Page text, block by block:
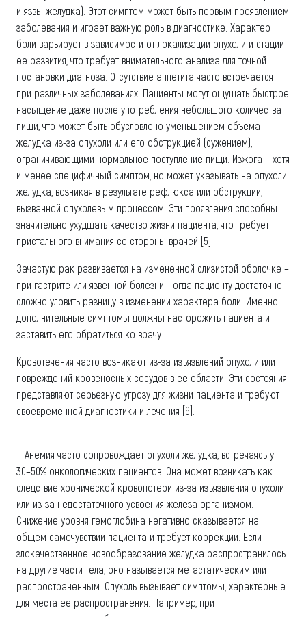
и язвы желудка). Этот симптом может быть первым проявлением
заболевания и играет важную роль в диагностике. Характер
боли варьирует в зависимости от локализации опухоли и стадии
ее развития, что требует внимательного анализа для точной
постановки диагноза. Отсутствие аппетита часто встречается
при различных заболеваниях. Пациенты могут ощущать быстрое
насыщение даже после употребления небольшого количества
пищи, что может быть обусловлено уменьшением объема
желудка из-за опухоли или его обструкцией (сужением),
ограничивающими нормальное поступление пищи. Изжога – хотя
и менее специфичный симптом, но может указывать на опухоли
желудка, возникая в результате рефлюкса или обструкции,
вызванной опухолевым процессом. Эти проявления способны
значительно ухудшать качество жизни пациента, что требует
пристального внимания со стороны врачей [5].
Зачастую рак развивается на измененной слизистой оболочке –
при гастрите или язвенной болезни. Тогда пациенту достаточно
сложно уловить разницу в изменении характера боли. Именно
дополнительные симптомы должны насторожить пациента и
заставить его обратиться ко врачу.
Кровотечения часто возникают из-за изъязвлений опухоли или
повреждений кровеносных сосудов в ее области. Эти состояния
представляют серьезную угрозу для жизни пациента и требуют
своевременной диагностики и лечения [6].
Анемия часто сопровождает опухоли желудка, встречаясь у
30–50% онкологических пациентов. Она может возникать как
следствие хронической кровопотери из-за изъязвления опухоли
или из-за недостаточного усвоения железа организмом.
Снижение уровня гемоглобина негативно сказывается на
общем самочувствии пациента и требует коррекции. Если
злокачественное новообразование желудка распространилось
на другие части тела, оно называется метастатическим или
распространенным. Опухоль вызывает симптомы, характерные
для места ее распространения. Например, при